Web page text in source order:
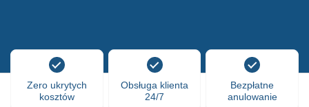
Zero ukrytych
kosztów
Obsługa klienta
24/7
Bezpłatne
anulowanie